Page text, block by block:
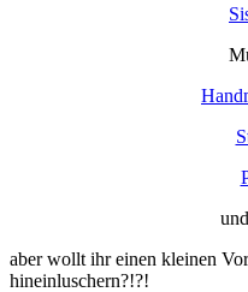
und
aber wollt ihr einen kleinen
hineinluschern?!?!